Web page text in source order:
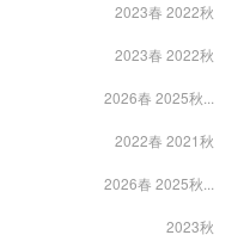
2023春 2022秋
2023春 2022秋
2026春 2025秋...
2022春 2021秋
2026春 2025秋...
2023秋